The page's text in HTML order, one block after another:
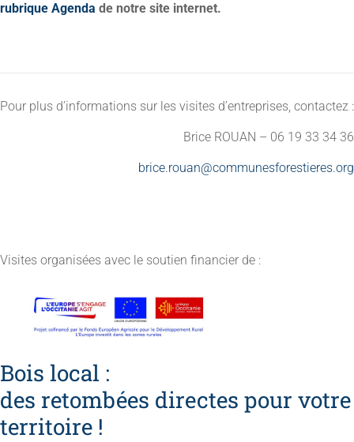
rubrique Agenda de notre site internet.
Pour plus d’informations sur les visites d’entreprises, contactez :
Brice ROUAN – 06 19 33 34 36
brice.rouan@communesforestieres.org
Visites organisées avec le soutien financier de :
Bois local :
des retombées directes pour votre
territoire !